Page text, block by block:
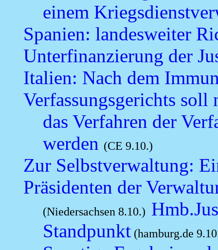
einem
Spanien: landesweiter
Unterfinanzierung der
Italien: Nach dem
Verfassungsgerichts soll
das Verfahren der
werden (CE 9.10.)
Zur Selbstverwaltung:
Präsidenten der
(Niedersachsen 8.10.)
Standpunkt (hamburg.de